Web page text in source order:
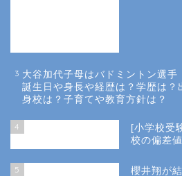
3 大谷加代子母はバドミントン選手
誕生日や身長や経歴は？学歴は？
身校は？子育てや教育方針は？
4
[小学校受
校の偏差
5
櫻井翔が